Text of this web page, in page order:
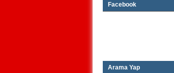
Facebook
Arama Yap